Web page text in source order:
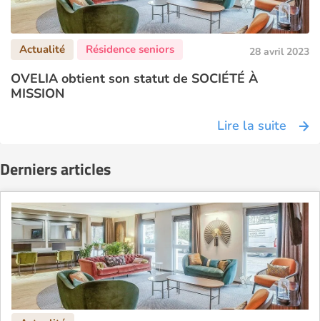
28 avril 2023
OVELIA obtient son statut de SOCIÉTÉ À
MISSION
Lire la suite
Derniers articles